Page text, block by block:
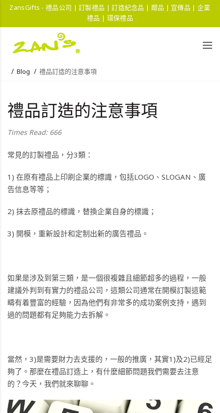
ZansGifts - 禮品公司 | 訂製禮品 | 訂造紀念品 | 贈品 | 宣傳品 | 企業
禮品 | 環保禮品
Blog 禮品訂造的注意事項
禮品訂造的注意事項
Times Read: 666
常見的訂製禮品，分3類：
1) 在原有禮品上印刷企業的標識，包括LOGO、SLOGAN、廣
告信息等等；
2) 抹去原禮品的標識，替換企業自身的標識；
3) 開模，重新設計和定制出新的廣告禮品。
如果是涉及到第三類，是一個很複雜且細節超多的過程，一般
建議外判到有實力的禮品公司，這類公司通常在開模訂製這範
疇有着豐富的經驗，因為他們有非常多的成功案例支持，遇到
過的問題都有足夠能力去拆解。
當然，3)是需要財力去支援的，一般的推廣，其實1)及2)已經足
夠了。那麼在禮品訂造上，有什麼細節問題我們需要去注意
的？今天，我們就來聊聊。